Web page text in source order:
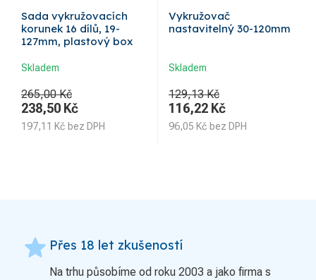
Sada vykružovacích
korunek 16 dílů, 19-
127mm, plastový box
Skladem
265,00 Kč
238,50 Kč
197,11 Kč bez DPH
Vykružovač
nastavitelný 30-120mm
Skladem
129,13 Kč
116,22 Kč
96,05 Kč bez DPH
grade Přes 18 let zkušeností
Na trhu působíme od roku 2003 a jako firma s